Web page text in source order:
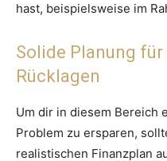
hast, beispielsweise im
Solide Planung
Rücklagen
Um dir in diesem Bereich
Problem zu ersparen,
realistischen Finanzplan